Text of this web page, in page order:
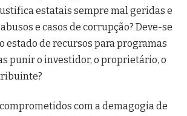
estatais sempre mal geridas e
e casos de corrupção? Deve-se
estado de recursos para programas
punir o investidor, o proprietário, o
com a demagogia de